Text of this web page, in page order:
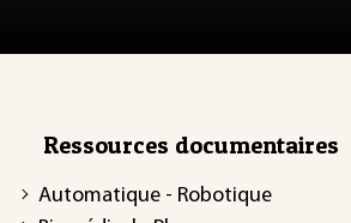
Ressources documentaires
Automatique - Robotique